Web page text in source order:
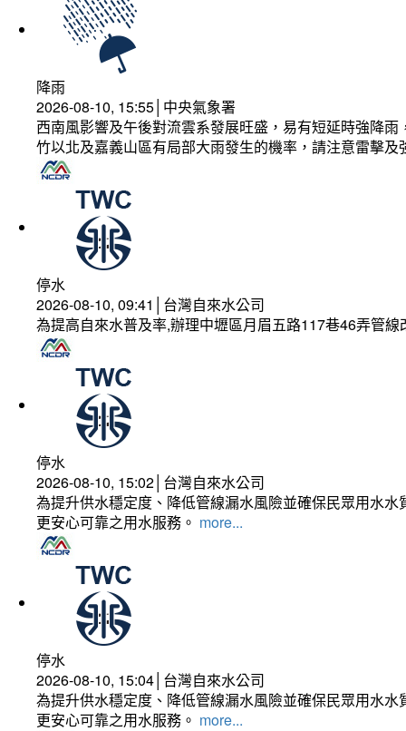
降雨
2026-08-10, 15:55│中央氣象署
西南風影響及午後對流雲系發展旺盛，易有短延時強降
竹以北及嘉義山區有局部大雨發生的機率，請注意雷擊
停水
2026-08-10, 09:41│台灣自來水公司
為提高自來水普及率,辦理中壢區月眉五路117巷46弄管
停水
2026-08-10, 15:02│台灣自來水公司
為提升供水穩定度、降低管線漏水風險並確保民眾用水
更安心可靠之用水服務。 more...
停水
2026-08-10, 15:04│台灣自來水公司
為提升供水穩定度、降低管線漏水風險並確保民眾用水
更安心可靠之用水服務。 more...